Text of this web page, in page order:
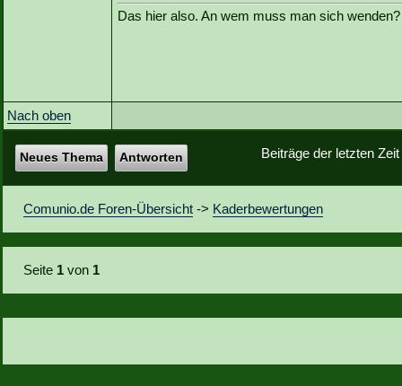
Das hier also. An wem muss man sich wenden?
Nach oben
Beiträge der letzten
Neues Thema Antworten
Comunio.de Foren-Übersicht -> Kaderbewertungen
Seite 1 von 1